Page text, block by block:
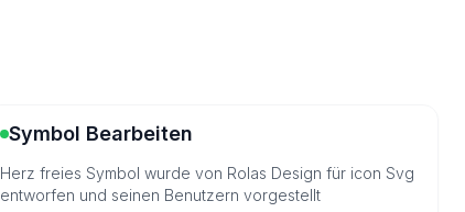
Symbol Bearbeiten
Herz freies Symbol wurde von Rolas Design für icon Svg
entworfen und seinen Benutzern vorgestellt